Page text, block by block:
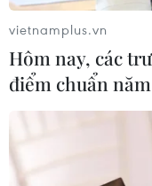
vietnamplus.vn
Hôm nay, các
điểm chuẩn